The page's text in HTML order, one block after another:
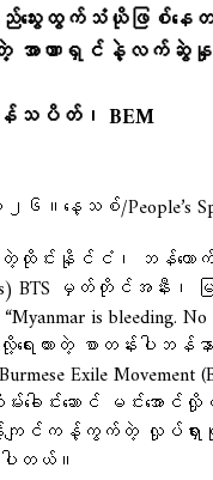
ြည်သွေးထွက်သံယိုဖြစ်
တဲ့ အာဏာရှင်နဲ့လက်ဆွဲ
ပိတ်၊ BEM
နေ့သစ်/People’s
ပ်တဲ့ထိုင်းနိုင်ငံ၊ ဘန်ကေ
BTS မှတ်တိုင်အနီး၊
“Myanmar is bleeding.
လို့​ရေးထားတဲ့ စာတန်းပါ
Exile Movement
မ်း​ခေါင်း​ဆောင် မင်းအ
ျင်ကန့်ကွက်တဲ့ လှုပ်ရှာ
ါတယ်။